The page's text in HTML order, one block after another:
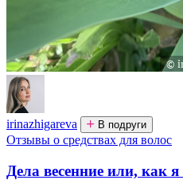
irinazhigareva В подруги
Отзывы о средствах для волос
Дела весенние или, как